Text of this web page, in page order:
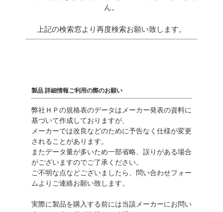
ん。
上記の検索窓より再度検索お願い致します。
製品 詳細情報ご利用の際のお願い
弊社ＨＰの規格表のデータはメーカー発表の資料に
基づいて作成しておりますが、
メーカーでは改良などのために予告なく仕様が変更
されることがあります。
またデータ量が多いため一部省略、誤りがある場合
がございますのでご了承ください。
ご不明な点などございましたら、問い合わせフォー
ムよりご連絡お願い致します。
実際に製品を購入する前には当該メーカーにお問い